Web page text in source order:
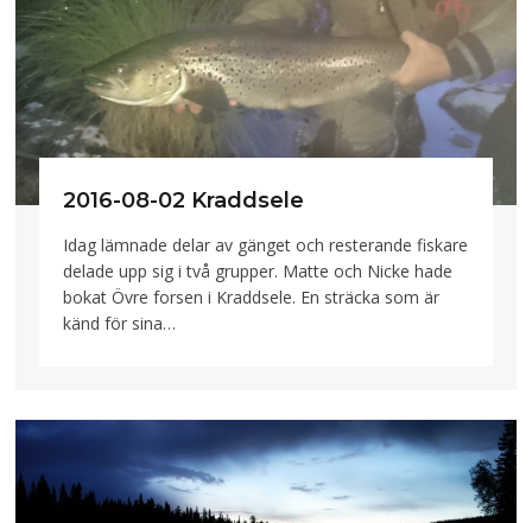
2016-08-02 Kraddsele
Idag lämnade delar av gänget och resterande fiskare
delade upp sig i två grupper. Matte och Nicke hade
bokat Övre forsen i Kraddsele. En sträcka som är
känd för sina…